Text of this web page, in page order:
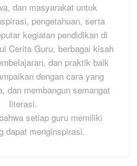
dan masyarakat untuk
pengetahuan, serta
kegiatan pendidikan di
Cerita Guru, berbagai kisah
dan praktik baik
dengan cara yang
dan membangun semangat
literasi.
setiap guru memiliki
dapat menginspirasi.